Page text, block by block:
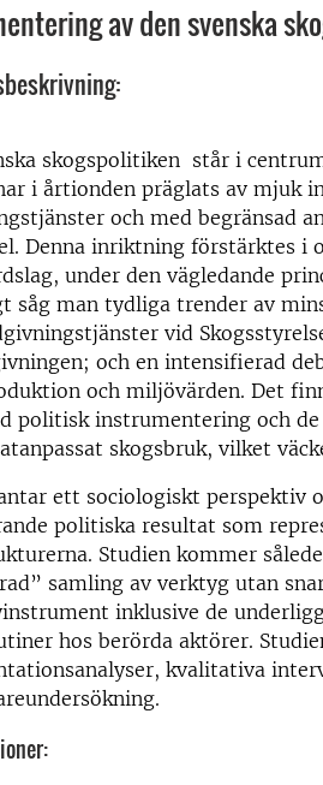
av den svenska
skogspolitiken står i
i årtionden präglats av mjuk
och med begränsad
Denna inriktning förstärktes i
under den vägledande
såg man tydliga trender av
vid
och en intensifierad
och miljövärden. Det
politisk instrumentering och
skogsbruk, vilket
ett sociologiskt
politiska resultat som
Studien kommer
samling av verktyg utan
inklusive de
hos berörda aktörer.
kvalitativa